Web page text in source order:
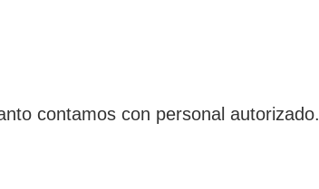
contamos con personal autorizado.